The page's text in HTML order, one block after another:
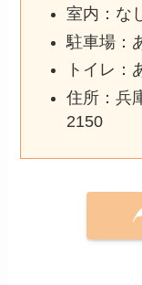
室内：な
駐車場：
トイレ：
住所：兵
2150